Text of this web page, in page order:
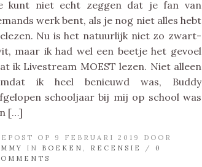
kunt niet echt zeggen dat je fan van
werk bent, als je nog niet alles hebt
Nu is het natuurlijk niet zo zwart-
maar ik had wel een beetje het gevoel
ik Livestream MOEST lezen. Niet alleen
ik heel benieuwd was, Buddy
schooljaar bij mij op school was
[…]
OP 9 FEBRUARI 2019 DOOR
IN BOEKEN , RECENSIE /
0